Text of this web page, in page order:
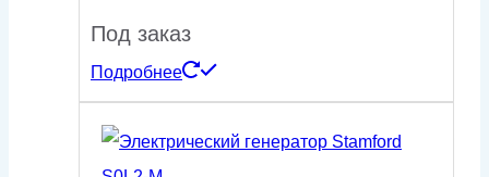
Под заказ
Подробнее